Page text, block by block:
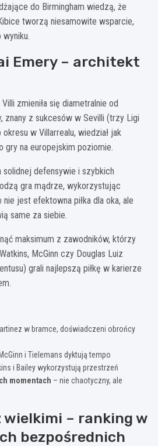
do Birmingham wiedzą, że
tworzą niesamowite wsparcie,
Emery – architekt
zmieniła się diametralnie od
znany z sukcesów w Sevilli (trzy Ligi
w Villarrealu, wiedział jak
gry na europejskim poziomie.
defensywie i szybkich
gra mądrze, wykorzystując
jest efektowna piłka dla oka, ale
same za siebie.
maksimum z zawodników, którzy
McGinn czy Douglas Luiz
grali najlepszą piłkę w karierze
w bramce, doświadczeni obrońcy
i Tielemans dyktują tempo
i Bailey wykorzystują przestrzeń
momentach – nie chaotyczny, ale
wielkimi – ranking w
bezpośrednich